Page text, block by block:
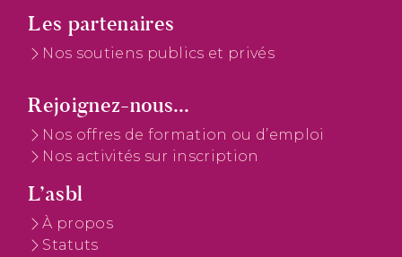
Les partenaires
Nos soutiens publics et privés
Rejoignez-nous...
Nos offres de formation ou d’emploi
Nos activités sur inscription
L’asbl
À propos
Statuts